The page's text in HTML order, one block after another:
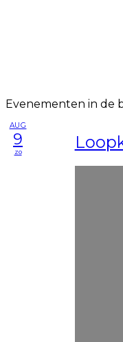
Evenementen in de
AUG
9
zo